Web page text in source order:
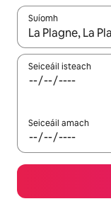
Suíomh
Nuair a bheidh
Seiceáil isteach
Seiceáil amach